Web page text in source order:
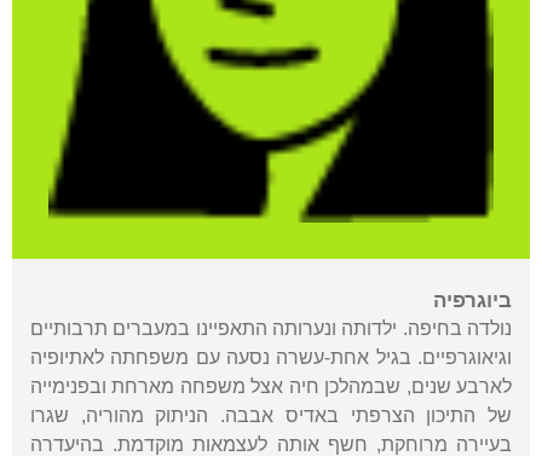
ביוגרפיה
נולדה בחיפה. ילדותה ונערותה התאפיינו במעברים תרבותיים
וגיאוגרפיים. בגיל אחת-עשרה נסעה עם משפחתה לאתיופיה
לארבע שנים, שבמהלכן חיה אצל משפחה מארחת ובפנימייה
של התיכון הצרפתי באדיס אבבה. הניתוק מהוריה, שגרו
בעיירה מרוחקת, חשף אותה לעצמאות מוקדמת. בהיעדרה